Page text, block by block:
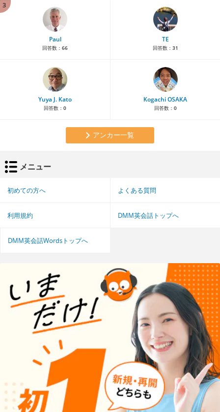
3
Paul
回答数： 66
TE
回答数： 31
Yuya J. Kato
回答数： 0
Kogachi OSAKA
回答数： 0
アンカー一覧
メニュー
初めての方へ よくある質問
利用規約 DMM英会話トップへ
DMM英会話Wordsトップへ